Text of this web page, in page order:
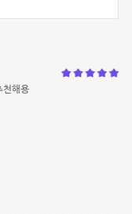
천해용